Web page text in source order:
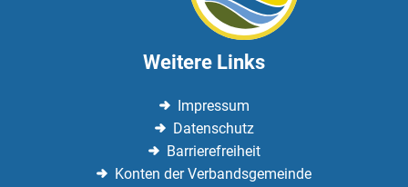
Weitere Links
Impressum
Datenschutz
Barrierefreiheit
Konten der Verbandsgemeinde